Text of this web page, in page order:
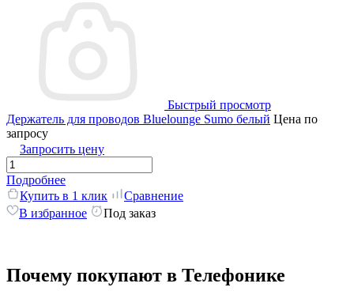
Быстрый просмотр
Держатель для проводов Bluelounge Sumo белый Цена по
запросу
Запросить цену
Подробнее
Купить в 1 клик
Сравнение
В избранное
Под заказ
Почему покупают в Телефонике